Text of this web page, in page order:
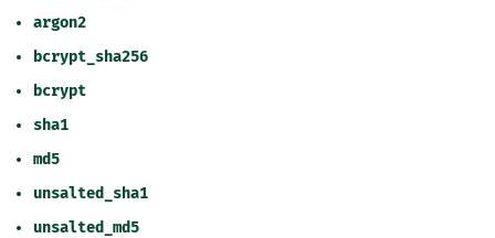
argon2
bcrypt_sha256
bcrypt
sha1
md5
unsalted_sha1
unsalted_md5